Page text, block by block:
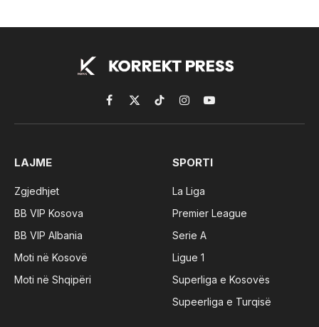
Facebook
X
(Twitter)
TikTokInstagramYouTube
LAJME
Zgjedhjet
BB VIP Kosova
BB VIP Albania
Moti në Kosovë
Moti në Shqipëri
SPORTI
La Liga
Premier League
Serie A
Ligue 1
Superliga e Kosovës
Supeerliga e Turqisë